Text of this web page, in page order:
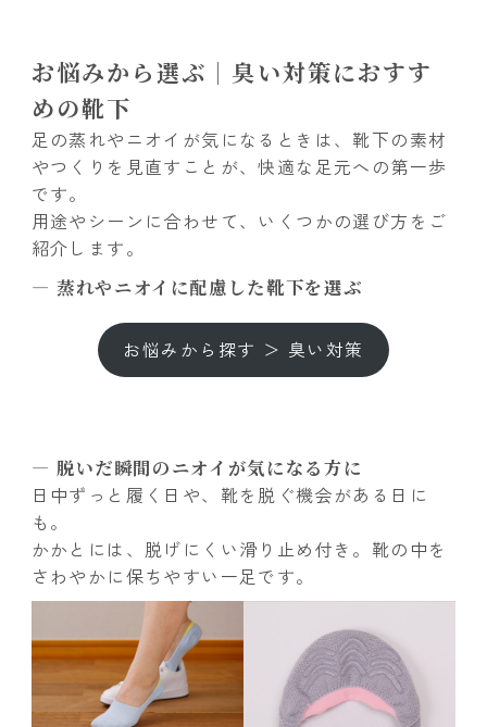
お悩みから選ぶ｜臭い対策におすす
めの靴下
足の蒸れやニオイが気になるときは、靴下の素材
やつくりを見直すことが、快適な足元への第一歩
です。
用途やシーンに合わせて、いくつかの選び方をご
紹介します。
― 蒸れやニオイに配慮した靴下を選ぶ
お悩みから探す ＞ 臭い対策
― 脱いだ瞬間のニオイが気になる方に
日中ずっと履く日や、靴を脱ぐ機会がある日に
も。
かかとには、脱げにくい滑り止め付き。靴の中を
さわやかに保ちやすい一足です。